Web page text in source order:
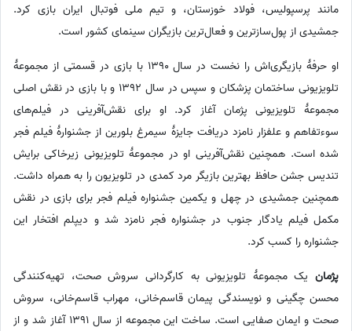
مانند پرسپولیس، فولاد خوزستان، و تیم ملی فوتبال ایران بازی کرد.
جمشیدی از پول‌سازترین و فعال‌ترین بازیگران سینمای کشور است.
او حرفهٔ بازیگری‌اش را نخست در سال 1390 با بازی در قسمتی از مجموعهٔ
تلویزیونی ساختمان پزشکان و سپس در سال 1392 و با بازی در نقش اصلی
مجموعهٔ تلویزیونی پژمان آغاز کرد. او برای نقش‌آفرینی در فیلم‌های
سوءتفاهم و علفزار نامزد دریافت جایزهٔ سیمرغ بلورین از جشنوارۀ فیلم فجر
شده است. همچنین نقش‌آفرینی او در مجموعهٔ تلویزیونی زیرخاکی برایش
تندیس جشن حافظ بهترین بازیگر مرد کمدی در تلویزیون را به همراه داشت.
همچنین جمشیدی در چهل و یکمین جشنواره فیلم فجر برای بازی در نقش
مکمل فیلم یادگار جنوب در جشنواره فجر نامزد شد و دیپلم افتخار این
جشنواره را کسب کرد.
پژمان یک مجموعهٔ تلویزیونی به کارگردانی سروش صحت، تهیه‌کنندگی
محسن چگینی و نویسندگی پیمان‌ قاسم‌خانی، مهراب قاسم‌خانی، سروش
صحت و ایمان صفایی است. ساخت این مجموعه از سال 1391 آغاز شد و از